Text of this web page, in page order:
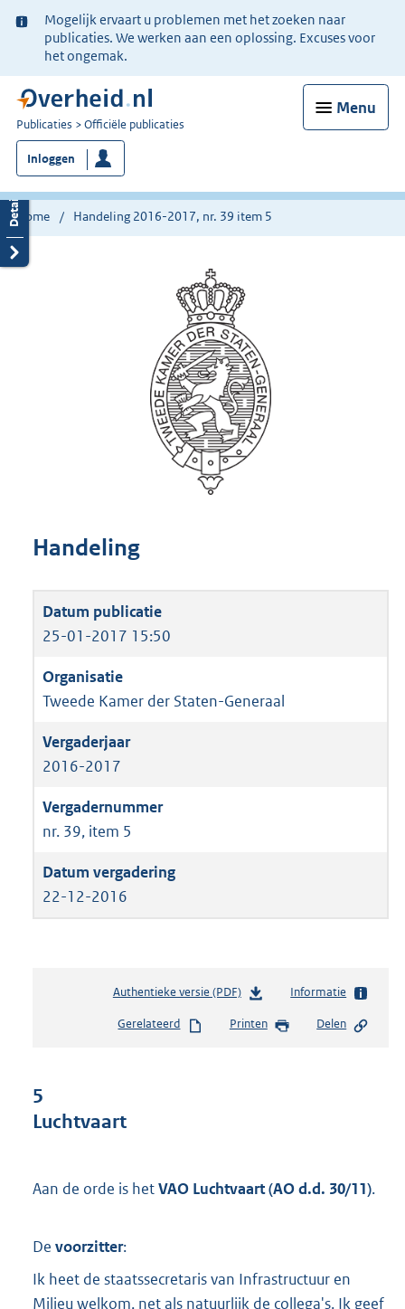
Ter
informatie:
Mogelijk ervaart u problemen met het zoeken naar
publicaties. We werken aan een oplossing. Excuses voor
het ongemak.
Menu
U
bent
nu
hier:
Publicaties Officiële publicaties
Inloggen
Home Handeling 2016-2017, nr. 39 item 5
Handeling
25-01-2017 15:50
Tweede Kamer der Staten-Generaal
2016-2017
nr. 39, item 5
22-12-2016
Authentieke versie (PDF)b
s
:
5
Informatie
Gerelateerd Printen Delen
5
Luchtvaart
Aan de orde is hetVAO Luchtvaart (AO d.d. 30/11).
De voorzitter:
Ik heet de staatssecretaris van Infrastructuur en
Milieu welkom, net als natuurlijk de collega's. Ik geef